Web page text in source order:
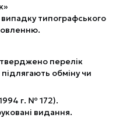
типографського
перелік
підлягають обміну чи
г. № 172).
видання.